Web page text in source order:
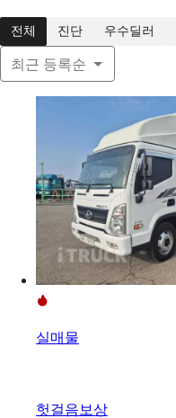
전체 진단 우수딜러
최근 등록순
실매물
헛걸음보상